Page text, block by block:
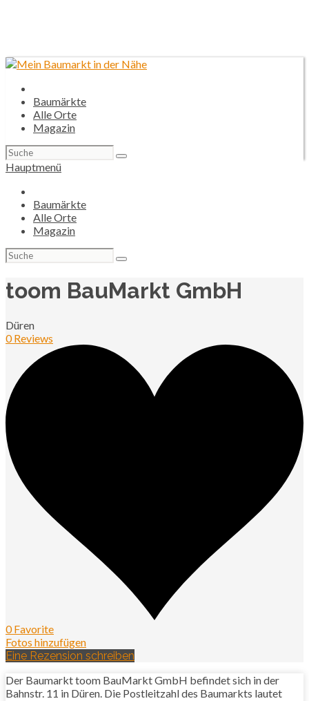
Baumärkte
Alle Orte
Magazin
Suchen
nach:
Hauptmenü
Baumärkte
Alle Orte
Magazin
Suchen
nach:
toom BauMarkt GmbH
Düren
0 Reviews
0 Favorite
Fotos hinzufügen
Eine Rezension schreiben
Der Baumarkt toom BauMarkt GmbH befindet sich in der
Bahnstr. 11 in Düren. Die Postleitzahl des Baumarkts lautet